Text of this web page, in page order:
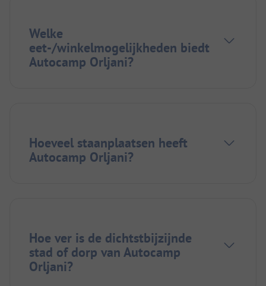
Welke
eet-/winkelmogelijkheden biedt
Autocamp Orljani?
Hoeveel staanplaatsen heeft
Autocamp Orljani?
Hoe ver is de dichtstbijzijnde
stad of dorp van Autocamp
Orljani?